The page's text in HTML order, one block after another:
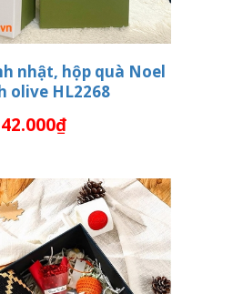
nhật, hộp quà Noel
olive HL2268
42.000₫